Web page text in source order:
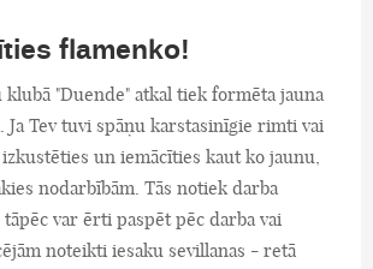
flamenko!
"Duende" atkal tiek formēta jauna
Ja Tev tuvi spāņu karstasinīgie rimti vai
un iemācīties kaut ko jaunu,
nodarbībām. Tās notiek darba
var ērti paspēt pēc darba vai
noteikti iesaku sevillanas - retā